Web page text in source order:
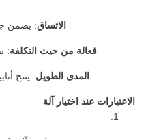
الاتساق: يضمن
فعالة من حيث التكلفة:
المدى الطويل: ينتج
الاعتبارات عند اختيار آلة